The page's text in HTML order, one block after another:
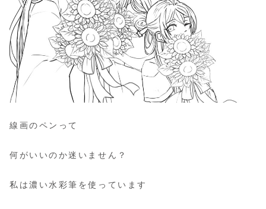
線画のペンって
何がいいのか迷いません？
私は濃い水彩筆を使っています